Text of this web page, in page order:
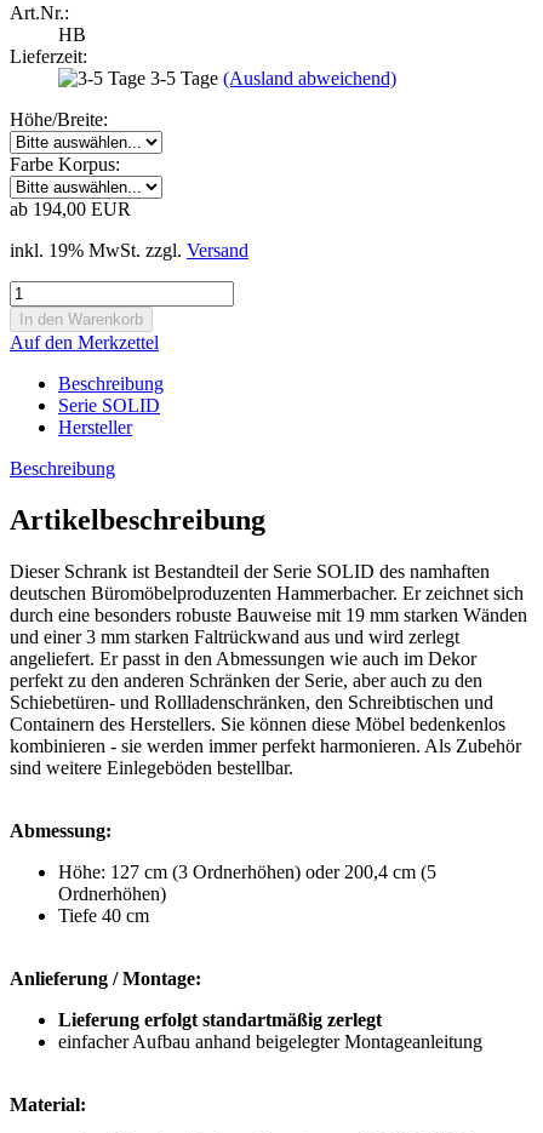
Art.Nr.:
HB
Lieferzeit:
3-5 Tage (Ausland abweichend)
Höhe/Breite:
Farbe Korpus:
ab 194,00 EUR
inkl. 19% MwSt. zzgl. Versand
Auf den Merkzettel
Beschreibung
Serie SOLID
Hersteller
Beschreibung
Artikelbeschreibung
Dieser Schrank ist Bestandteil der Serie SOLID des namhaften
deutschen Büromöbelproduzenten Hammerbacher. Er zeichnet sich
durch eine besonders robuste Bauweise mit 19 mm starken Wänden
und einer 3 mm starken Faltrückwand aus und wird zerlegt
angeliefert. Er passt in den Abmessungen wie auch im Dekor
perfekt zu den anderen Schränken der Serie, aber auch zu den
Schiebetüren- und Rollladenschränken, den Schreibtischen und
Containern des Herstellers. Sie können diese Möbel bedenkenlos
kombinieren - sie werden immer perfekt harmonieren. Als Zubehör
sind weitere Einlegeböden bestellbar.
Abmessung:
Höhe: 127 cm (3 Ordnerhöhen) oder 200,4 cm (5
Ordnerhöhen)
Tiefe 40 cm
Anlieferung / Montage:
Lieferung erfolgt standartmäßig zerlegt
einfacher Aufbau anhand beigelegter Montageanleitung
Material: